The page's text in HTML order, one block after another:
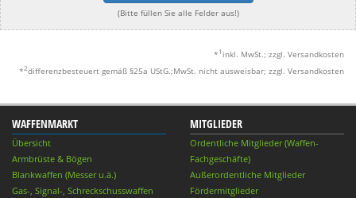
(Bitte füllen Sie alle Felder aus!)
* 1 inkl. MwSt.; zzgl. Versandkosten
*2differenzbesteuert gemäß §25a UStG.;MwSt. nicht ausweisbar; zzgl. Versandkosten
WAFFENMARKT
Übersicht
Armbrüste & Bögen
Blankwaffen (Messer u.ä.)
Gas-, Signal-, Schreckschusswaffen
MITGLIEDER
Ordentliche Mitglieder (Waffen-
Fachgeschäfte)
Außerordentliche Mitglieder
Fördermitglieder